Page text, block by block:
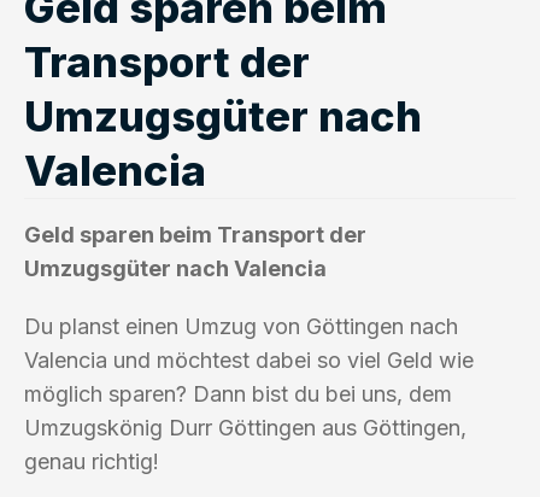
Transport der
Umzugsgüter nach
Valencia
Geld sparen beim Transport der
Umzugsgüter nach Valencia
Du planst einen Umzug von Göttingen nach
Valencia und möchtest dabei so viel Geld wie
möglich sparen? Dann bist du bei uns, dem
Umzugskönig Durr Göttingen aus Göttingen,
genau richtig!